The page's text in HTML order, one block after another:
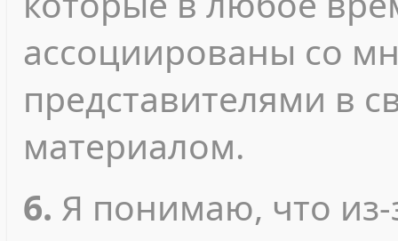
ассоциированы со
представителями в
материалом.
6. Я понимаю, что из-